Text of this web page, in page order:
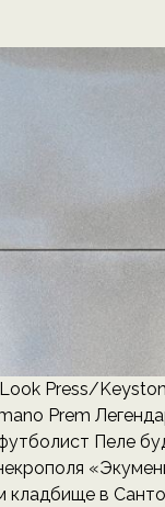
Press/
Prem
Пеле
кладбище в